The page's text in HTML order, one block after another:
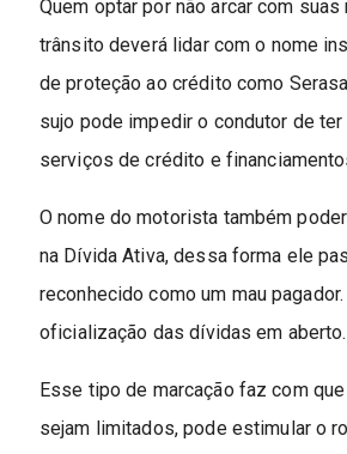
Quem optar por não arcar com
trânsito deverá lidar com o nome
de proteção ao crédito como
sujo pode impedir o condutor de
serviços de crédito e
O nome do motorista também
na Dívida Ativa, dessa forma ele
reconhecido como um mau
oficialização das dívidas em aberto.
Esse tipo de marcação faz com
sejam limitados, pode estimular o